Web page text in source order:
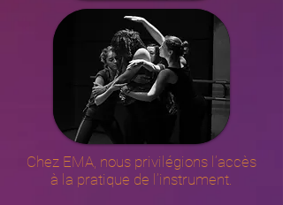
Chez EMA, nous privilégions l’accès
à la pratique de l’instrument.